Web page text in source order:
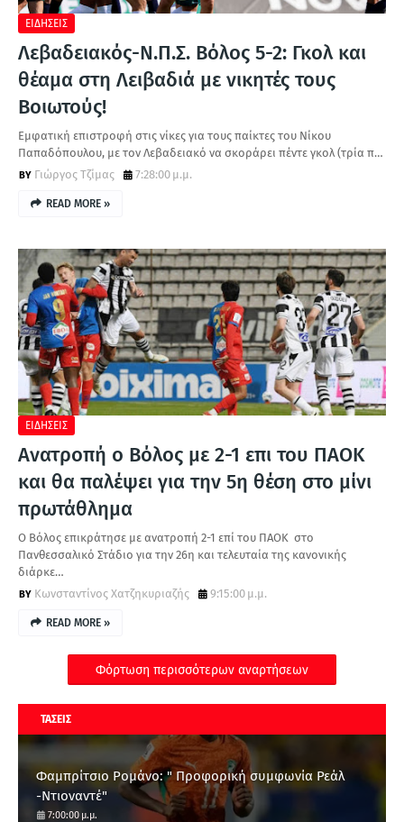
ΕΙΔΗΣΕΙΣ
Λεβαδειακός-Ν.Π.Σ. Βόλος 5-2: Γκολ και
θέαμα στη Λειβαδιά με νικητές τους
Βοιωτούς!
Εμφατική επιστροφή στις νίκες για τους παίκτες του Νίκου
Παπαδόπουλου, με τον Λεβαδειακό να σκοράρει πέντε γκολ (τρία π…
Γιώργος Τζίμας
7:28:00 μ.μ.
READ MORE »
ΕΙΔΗΣΕΙΣ
Ανατροπή ο Βόλος με 2-1 επι του ΠΑΟΚ
και θα παλέψει για την 5η θέση στο μίνι
πρωτάθλημα
Ο Βόλος επικράτησε με ανατροπή 2-1 επί του ΠΑΟΚ στο
Πανθεσσαλικό Στάδιο για την 26η και τελευταία της κανονικής
διάρκε…
Κωνσταντίνος Χατζηκυριαζής
9:15:00 μ.μ.
READ MORE »
Φόρτωση περισσότερων αναρτήσεων
ΤΑΣΕΙΣ
Φαμπρίτσιο Ρομάνο: " Προφορική συμφωνία Ρεάλ
-Ντιοναντέ"
7:00:00 μ.μ.